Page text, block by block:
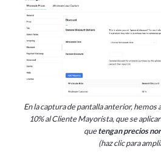
En la captura de pantalla anterior, hemos
10% al Cliente Mayorista, que se
quetengan precios
(haz clic para